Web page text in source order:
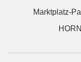
Marktplatz-